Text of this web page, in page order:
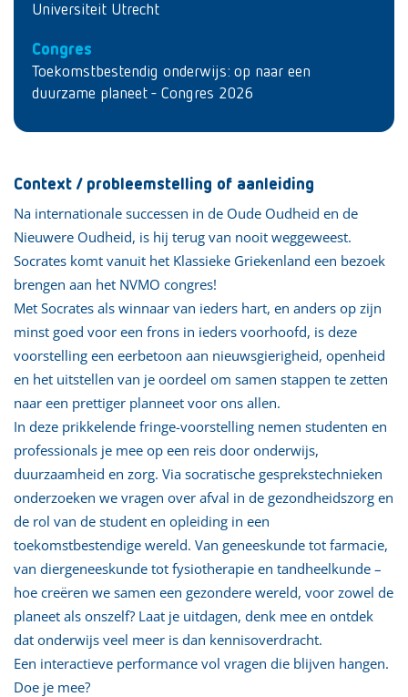
Universiteit Utrecht
Congres
Toekomstbestendig onderwijs: op naar een
duurzame planeet - Congres 2026
Context / probleemstelling of aanleiding
Na internationale successen in de Oude Oudheid en de
Nieuwere Oudheid, is hij terug van nooit weggeweest.
Socrates komt vanuit het Klassieke Griekenland een bezoek
brengen aan het NVMO congres!
Met Socrates als winnaar van ieders hart, en anders op zijn
minst goed voor een frons in ieders voorhoofd, is deze
voorstelling een eerbetoon aan nieuwsgierigheid, openheid
en het uitstellen van je oordeel om samen stappen te zetten
naar een prettiger planneet voor ons allen.
In deze prikkelende fringe-voorstelling nemen studenten en
professionals je mee op een reis door onderwijs,
duurzaamheid en zorg. Via socratische gesprekstechnieken
onderzoeken we vragen over afval in de gezondheidszorg en
de rol van de student en opleiding in een
toekomstbestendige wereld. Van geneeskunde tot farmacie,
van diergeneeskunde tot fysiotherapie en tandheelkunde –
hoe creëren we samen een gezondere wereld, voor zowel de
planeet als onszelf? Laat je uitdagen, denk mee en ontdek
dat onderwijs veel meer is dan kennisoverdracht.
Een interactieve performance vol vragen die blijven hangen.
Doe je mee?